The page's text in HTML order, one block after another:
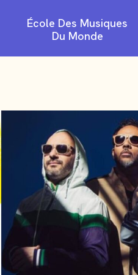
Aller
au
École Des Musiques
Du Monde